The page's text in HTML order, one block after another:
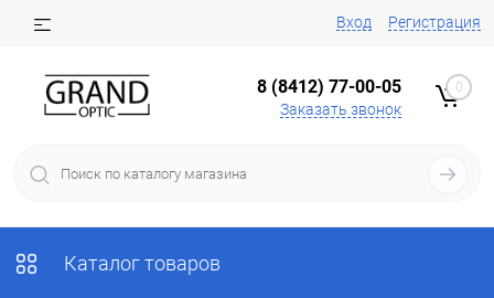
Вход Регистрация
8 (8412) 77-00-05
Заказать звонок
0
Каталог товаров